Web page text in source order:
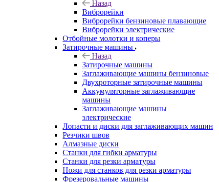
Назад
Виброрейки
Виброрейки бензиновые плавающие
Виброрейки электрические
Отбойные молотки и коперы
Затирочные машины
Назад
Затирочные машины
Заглаживающие машины бензиновые
Двухроторные затирочные машины
Аккумуляторные заглаживающие
машины
Заглаживающие машины
электрические
Лопасти и диски для заглаживающих машин
Резчики швов
Алмазные диски
Станки для гибки арматуры
Станки для резки арматуры
Ножи для станков для резки арматуры
Фрезеровальные машины